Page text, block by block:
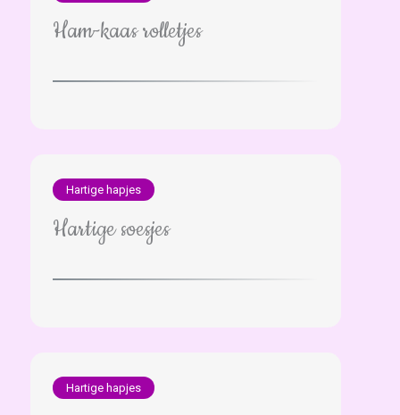
Ham-kaas rolletjes
Hartige hapjes
Hartige soesjes
Hartige hapjes